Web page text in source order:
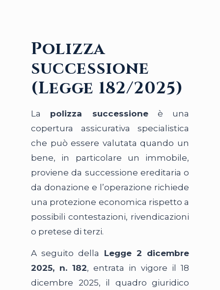
Polizza
successione
(Legge 182/2025)
La polizza successioneè una
copertura assicurativa specialistica
che può essere valutata quando un
bene, in particolare un immobile,
proviene da successione ereditaria o
da donazione e l’operazione richiede
una protezione economica rispetto a
possibili contestazioni, rivendicazioni
o pretese di terzi.
A seguito della Legge 2 dicembre
2025, n. 182, entrata in vigore il 18
dicembre 2025, il quadro giuridico